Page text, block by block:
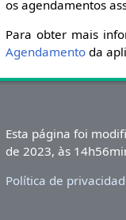
os agendamentos
Para obter mais
Agendamentoda
Esta página foi
de 2023, às
Política de